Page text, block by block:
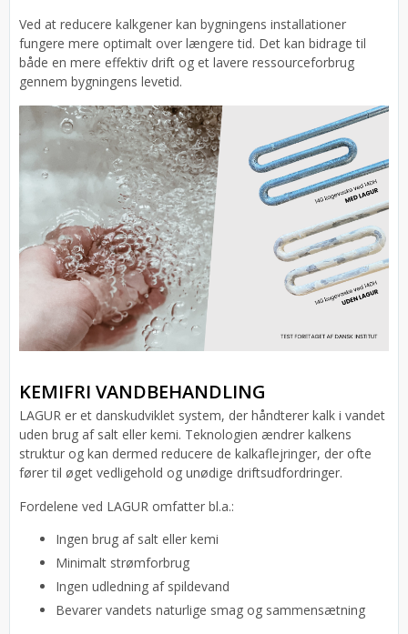
Ved at reducere kalkgener kan bygningens installationer
fungere mere optimalt over længere tid. Det kan bidrage til
både en mere effektiv drift og et lavere ressourceforbrug
gennem bygningens levetid.
KEMIFRI VANDBEHANDLING
LAGUR er et danskudviklet system, der håndterer kalk i vandet
uden brug af salt eller kemi. Teknologien ændrer kalkens
struktur og kan dermed reducere de kalkaflejringer, der ofte
fører til øget vedligehold og unødige driftsudfordringer.
Fordelene ved LAGUR omfatter bl.a.:
Ingen brug af salt eller kemi
Minimalt strømforbrug
Ingen udledning af spildevand
Bevarer vandets naturlige smag og sammensætning